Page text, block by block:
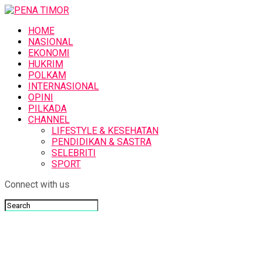
HOME
NASIONAL
EKONOMI
HUKRIM
POLKAM
INTERNASIONAL
OPINI
PILKADA
CHANNEL
LIFESTYLE & KESEHATAN
PENDIDIKAN & SASTRA
SELEBRITI
SPORT
Connect with us